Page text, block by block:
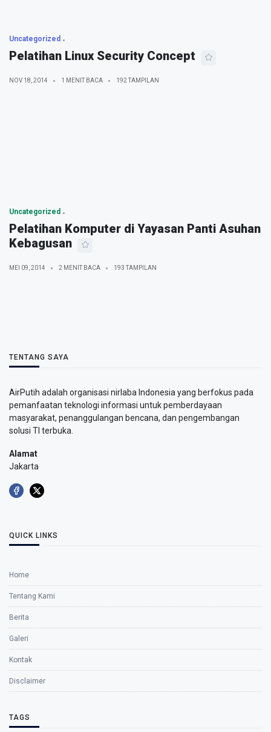
Uncategorized
Pelatihan Linux Security Concept
NOV 18, 2014 1 MENIT BACA 192 TAMPILAN
Uncategorized
Pelatihan Komputer di Yayasan Panti Asuhan
Kebagusan
MEI 09, 2014 2 MENIT BACA 193 TAMPILAN
TENTANG SAYA
AirPutih adalah organisasi nirlaba Indonesia yang berfokus pada
pemanfaatan teknologi informasi untuk pemberdayaan
masyarakat, penanggulangan bencana, dan pengembangan
solusi TI terbuka.
Alamat
Jakarta
QUICK LINKS
Home
Tentang Kami
Berita
Galeri
Kontak
Disclaimer
TAGS